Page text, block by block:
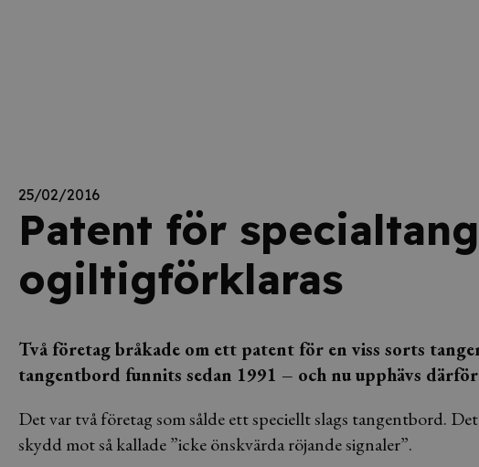
25/02/2016
Patent för
ogiltigförklaras
Två företag bråkade om ett patent för en viss sorts
tangentbord funnits sedan 1991 – och nu upphävs
Det var två företag som sålde ett speciellt slags tangentbord.
skydd mot så kallade ”icke önskvärda röjande signaler”.